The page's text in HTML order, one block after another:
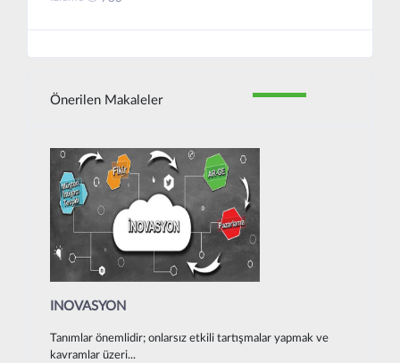
Önerilen Makaleler
INOVASYON
Tanımlar önemlidir; onlarsız etkili tartışmalar yapmak ve
kavramlar üzeri...